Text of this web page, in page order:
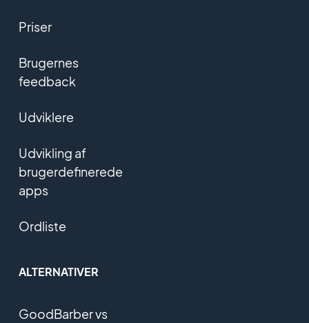
Priser
Brugernes
feedback
Udviklere
Udvikling af
brugerdefinerede
apps
Ordliste
ALTERNATIVER
GoodBarber vs